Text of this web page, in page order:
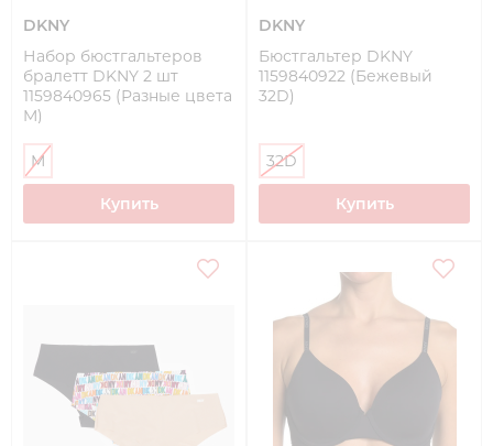
DKNY
Набор бюстгальтеров
бралетт DKNY 2 шт
1159840965 (Разные цвета
M)
M
Купить
DKNY
Бюстгальтер DKNY
1159840922 (Бежевый
32D)
32D
Купить